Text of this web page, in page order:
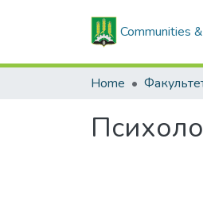
Communities
Home